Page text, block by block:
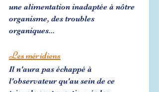
une alimentation inadaptée à nôtre
organisme, des troubles
organiques...
Les méridiens
Il n'aura pas échappé à
l'observateur qu'au sein de ce